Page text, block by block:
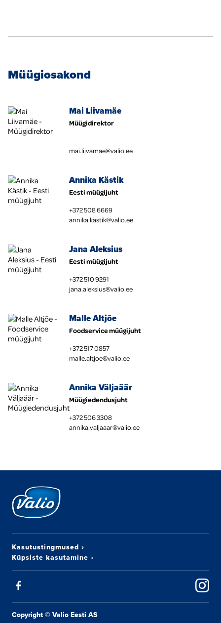
Müügiosakond
Mai Liivamäe
Müügidirektor
mai.liivamae@valio.ee
Annika Kästik
Eesti müügijuht
+372 508 6669
annika.kastik@valio.ee
Jana Aleksius
Eesti müügijuht
+372 510 9291
jana.aleksius@valio.ee
Malle Altjõe
Foodservice müügijuht
+372 517 0857
malle.altjoe@valio.ee
Annika Väljaäär
Müügiedendusjuht
+372 506 3308
annika.valjaaar@valio.ee
Kasutustingmused ›
Küpsiste kasutamine ›
Copyright © Valio Eesti AS